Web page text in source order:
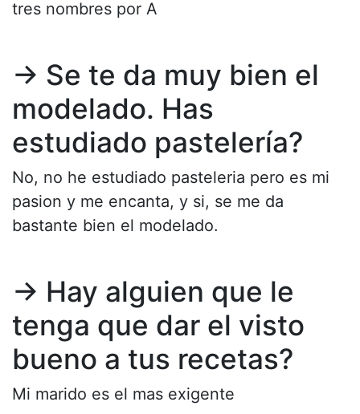
tres nombres por A
→ Se te da muy bien el
modelado. Has
estudiado pastelería?
No, no he estudiado pasteleria pero es mi
pasion y me encanta, y si, se me da
bastante bien el modelado.
→ Hay alguien que le
tenga que dar el visto
bueno a tus recetas?
Mi marido es el mas exigente